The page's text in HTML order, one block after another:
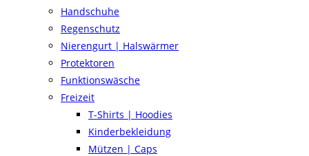
Handschuhe
Regenschutz
Nierengurt | Halswärmer
Protektoren
Funktionswäsche
Freizeit
T-Shirts | Hoodies
Kinderbekleidung
Mützen | Caps